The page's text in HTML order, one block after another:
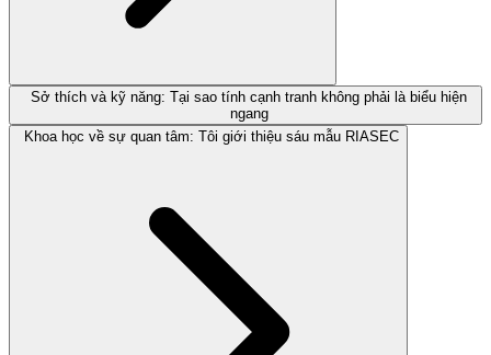
Sở thích và kỹ năng: Tại sao tính cạnh tranh không phải là biểu hiện
ngang
Khoa học về sự quan tâm: Tôi giới thiệu sáu mẫu RIASEC